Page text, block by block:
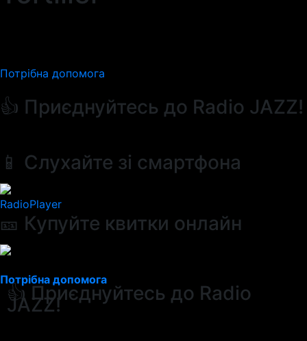
Потрібна допомога
👍 Приєднуйтесь до Radio JAZZ!
📱 Слухайте зі смартфона
RadioPlayer
🎫 Купуйте квитки онлайн
Потрібна допомога
👍 Приєднуйтесь до Radio
JAZZ!